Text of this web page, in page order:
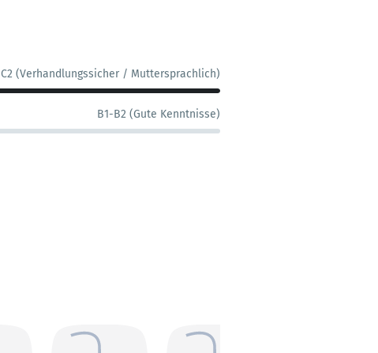
C2 (Verhandlungssicher / Muttersprachlich)
B1-B2 (Gute Kenntnisse)